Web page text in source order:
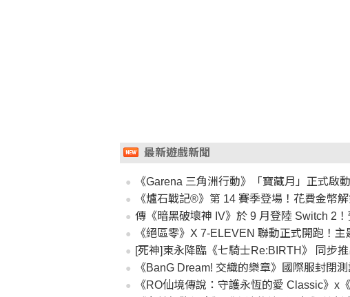
最新遊戲新聞
《Garena 三角洲行動》「寶藏月」正式啟動
《爐石戰記®》第 14 賽季登場！花費金幣
傳《暗黑破壞神 IV》於 9 月登陸 Switch 2
《絕區零》X 7-ELEVEN 聯動正式開跑！
[死神]東永降臨《七騎士Re:BIRTH》 同步
《BanG Dream! 交織的樂章》國際服封閉
《RO仙境傳說：守護永恆的愛 Classic》x